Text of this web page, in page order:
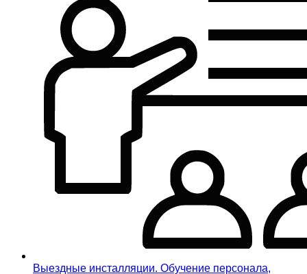
Выездные инсталляции. Обучение персонала,